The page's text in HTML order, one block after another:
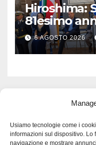
Usiamo tecnologie come i
informazioni sul dispositivo. Lo
navigazione e mostrare
Hiroshima:
81esimo
monito per
6 AGOSTO 2026